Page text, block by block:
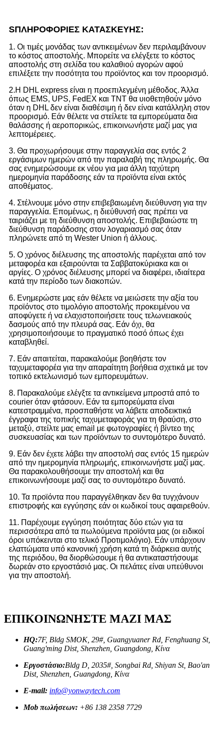
SΠΛΗΡΟΦΟΡΙΕΣ ΚΑΤΑΣΚΕΥΗΣ:
1. Οι τιμές μονάδας των αντικειμένων δεν περιλαμβάνουν
το κόστος αποστολής. Μπορείτε να ελέγξετε το κόστος
αποστολής στη σελίδα του καλαθιού αγορών αφού
επιλέξετε την ποσότητα του προϊόντος και τον προορισμό.
2.Η DHL express είναι η προεπιλεγμένη μέθοδος. Άλλα
όπως EMS, UPS, FedEX και TNT θα υιοθετηθούν μόνο
όταν η DHL δεν είναι διαθέσιμη ή δεν είναι κατάλληλη στον
προορισμό. Εάν θέλετε να στείλετε τα εμπορεύματα δια
θαλάσσης ή αεροπορικώς, επικοινωνήστε μαζί μας για
λεπτομέρειες.
3. Θα προχωρήσουμε στην παραγγελία σας εντός 2
εργάσιμων ημερών από την παραλαβή της πληρωμής. Θα
σας ενημερώσουμε εκ νέου για μια άλλη ταχύτερη
ημερομηνία παράδοσης εάν τα προϊόντα είναι εκτός
αποθέματος.
4. Στέλνουμε μόνο στην επιβεβαιωμένη διεύθυνση για την
παραγγελία. Επομένως, η διεύθυνσή σας πρέπει να
ταιριάζει με τη διεύθυνση αποστολής. Επιβεβαιώστε τη
διεύθυνση παράδοσης στον λογαριασμό σας όταν
πληρώνετε από τη Wester Union ή άλλους.
5. Ο χρόνος διέλευσης της αποστολής παρέχεται από τον
μεταφορέα και εξαιρούνται τα Σαββατοκύριακα και οι
αργίες. Ο χρόνος διέλευσης μπορεί να διαφέρει, ιδιαίτερα
κατά την περίοδο των διακοπών.
6. Ενημερώστε μας εάν θέλετε να μειώσετε την αξία του
προϊόντος στο τιμολόγιο αποστολής προκειμένου να
αποφύγετε ή να ελαχιστοποιήσετε τους τελωνειακούς
δασμούς από την πλευρά σας. Εάν όχι, θα
χρησιμοποιήσουμε το πραγματικό ποσό όπως έχει
καταβληθεί.
7. Εάν απαιτείται, παρακαλούμε βοηθήστε τον
ταχυμεταφορέα για την απαραίτητη βοήθεια σχετικά με τον
τοπικό εκτελωνισμό των εμπορευμάτων.
8. Παρακαλούμε ελέγξτε τα αντικείμενα μπροστά από το
courier όταν φτάσουν. Εάν τα εμπορεύματα είναι
κατεστραμμένα, προσπαθήστε να λάβετε αποδεικτικά
έγγραφα της τοπικής ταχυμεταφοράς για τη θραύση, στο
μεταξύ, στείλτε μας email με φωτογραφίες ή βίντεο της
συσκευασίας και των προϊόντων το συντομότερο δυνατό.
9. Εάν δεν έχετε λάβει την αποστολή σας εντός 15 ημερών
από την ημερομηνία πληρωμής, επικοινωνήστε μαζί μας.
Θα παρακολουθήσουμε την αποστολή και θα
επικοινωνήσουμε μαζί σας το συντομότερο δυνατό.
10. Τα προϊόντα που παραγγέλθηκαν δεν θα τυγχάνουν
επιστροφής και εγγύησης εάν οι κωδικοί τους αφαιρεθούν.
11. Παρέχουμε εγγύηση ποιότητας δύο ετών για τα
περισσότερα από τα πωλούμενα προϊόντα μας (οι ειδικοί
όροι υπόκεινται στο τελικό Προτιμολόγιο). Εάν υπάρχουν
ελαττώματα υπό κανονική χρήση κατά τη διάρκεια αυτής
της περιόδου, θα διορθώσουμε ή θα αντικαταστήσουμε
δωρεάν στο εργοστάσιό μας. Οι πελάτες είναι υπεύθυνοι
για την αποστολή.
ΕΠΙΚΟΙΝΩΝΗΣΤΕ ΜΑΖΙ ΜΑΣ
HQ:7F, Bldg SMOK, 29#, Guangyuaner Rd, Fenghuang St,
Guang'ming Dist, Shenzhen, Guangdong, Κίνα
Εργοστάσιο:Bldg D, 2035#, Songbai Rd, Shiyan St, Bao'an
Dist, Shenzhen, Guangdong, Κίνα
E-mail: info@yonwaytech.com
Mob πωλήσεων: +86 138 2358 7729